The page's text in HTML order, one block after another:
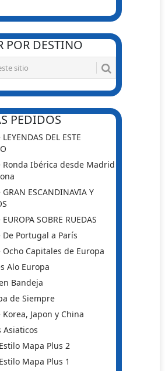
POR DESTINO
PEDIDOS
DEL ESTE
Ronda Ibérica desde Madrid
ESCANDINAVIA Y
SOBRE RUEDAS
De Portugal a París
Ocho Capitales de Europa
Alo Europa
Bandeja
de Siempre
Korea, Japon y China
Asiaticos
Mapa Plus 2
Mapa Plus 1